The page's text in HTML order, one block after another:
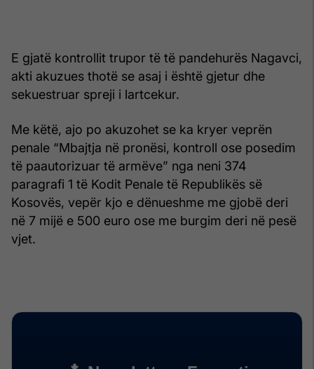
E gjatë kontrollit trupor të të pandehurës Nagavci,
akti akuzues thotë se asaj i është gjetur dhe
sekuestruar spreji i lartcekur.
Me këtë, ajo po akuzohet se ka kryer veprën
penale “Mbajtja në pronësi, kontroll ose posedim
të paautorizuar të armëve” nga neni 374
paragrafi 1 të Kodit Penale të Republikës së
Kosovës, vepër kjo e dënueshme me gjobë deri
në 7 mijë e 500 euro ose me burgim deri në pesë
vjet.